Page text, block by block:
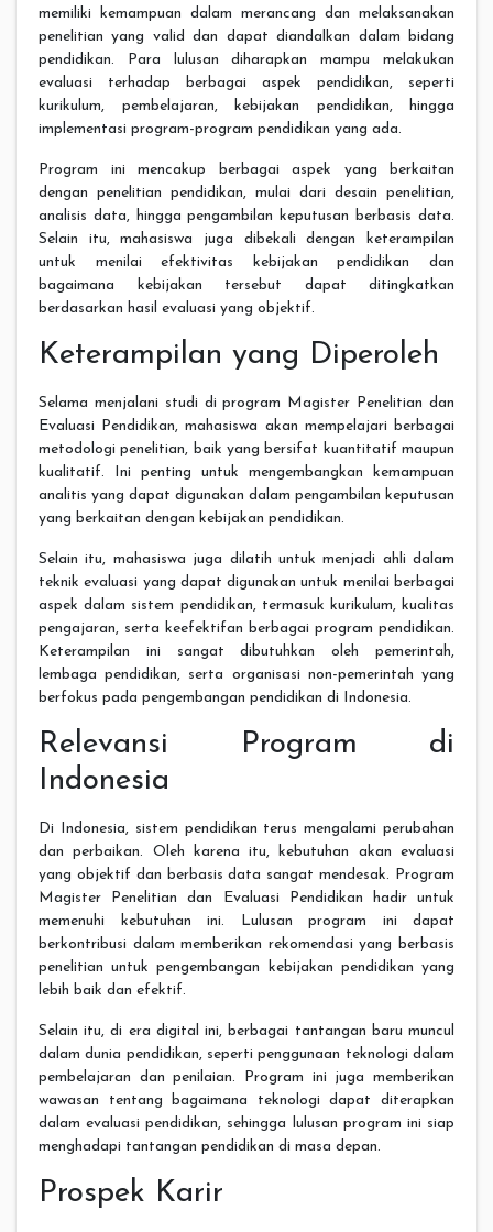
memiliki kemampuan dalam merancang dan melaksanakan
penelitian yang valid dan dapat diandalkan dalam bidang
pendidikan. Para lulusan diharapkan mampu melakukan
evaluasi terhadap berbagai aspek pendidikan, seperti
kurikulum, pembelajaran, kebijakan pendidikan, hingga
implementasi program-program pendidikan yang ada.
Program ini mencakup berbagai aspek yang berkaitan
dengan penelitian pendidikan, mulai dari desain penelitian,
analisis data, hingga pengambilan keputusan berbasis data.
Selain itu, mahasiswa juga dibekali dengan keterampilan
untuk menilai efektivitas kebijakan pendidikan dan
bagaimana kebijakan tersebut dapat ditingkatkan
berdasarkan hasil evaluasi yang objektif.
Keterampilan yang Diperoleh
Selama menjalani studi di program Magister Penelitian dan
Evaluasi Pendidikan, mahasiswa akan mempelajari berbagai
metodologi penelitian, baik yang bersifat kuantitatif maupun
kualitatif. Ini penting untuk mengembangkan kemampuan
analitis yang dapat digunakan dalam pengambilan keputusan
yang berkaitan dengan kebijakan pendidikan.
Selain itu, mahasiswa juga dilatih untuk menjadi ahli dalam
teknik evaluasi yang dapat digunakan untuk menilai berbagai
aspek dalam sistem pendidikan, termasuk kurikulum, kualitas
pengajaran, serta keefektifan berbagai program pendidikan.
Keterampilan ini sangat dibutuhkan oleh pemerintah,
lembaga pendidikan, serta organisasi non-pemerintah yang
berfokus pada pengembangan pendidikan di Indonesia.
Relevansi Program di
Indonesia
Di Indonesia, sistem pendidikan terus mengalami perubahan
dan perbaikan. Oleh karena itu, kebutuhan akan evaluasi
yang objektif dan berbasis data sangat mendesak. Program
Magister Penelitian dan Evaluasi Pendidikan hadir untuk
memenuhi kebutuhan ini. Lulusan program ini dapat
berkontribusi dalam memberikan rekomendasi yang berbasis
penelitian untuk pengembangan kebijakan pendidikan yang
lebih baik dan efektif.
Selain itu, di era digital ini, berbagai tantangan baru muncul
dalam dunia pendidikan, seperti penggunaan teknologi dalam
pembelajaran dan penilaian. Program ini juga memberikan
wawasan tentang bagaimana teknologi dapat diterapkan
dalam evaluasi pendidikan, sehingga lulusan program ini siap
menghadapi tantangan pendidikan di masa depan.
Prospek Karir